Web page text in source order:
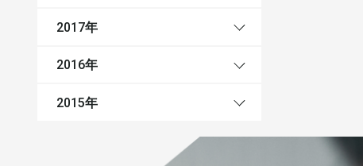
2017年
2016年
2015年